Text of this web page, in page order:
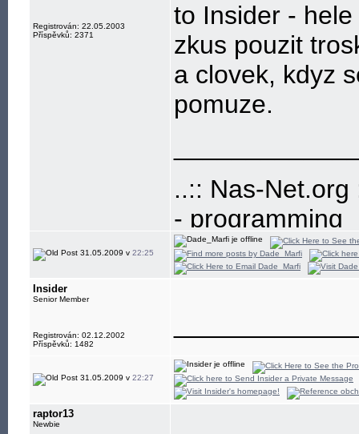
Registrován: 22.05.2003
Příspěvků: 2371
to Insider -
zkus pouzit
a clovek, kdyz
pomuze.
..:: Nas-Net.org
- programming
- build-up and
- development
31.05.2009 v 22:25
Insider
Senior Member
Registrován: 02.12.2002
Příspěvků: 1482
31.05.2009 v 22:27
raptor13
Newbie